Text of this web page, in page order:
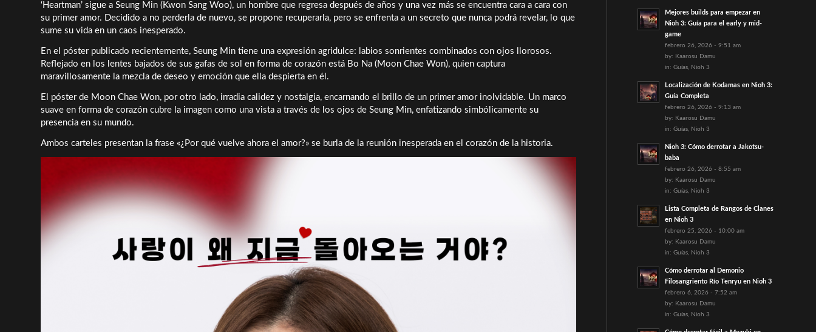
‘Heartman’ sigue a Seung Min (Kwon Sang Woo), un hombre que regresa después de años y una vez más se encuentra cara a cara con
su primer amor. Decidido a no perderla de nuevo, se propone recuperarla, pero se enfrenta a un secreto que nunca podrá revelar, lo que
sume su vida en un caos inesperado.
En el póster publicado recientemente, Seung Min tiene una expresión agridulce: labios sonrientes combinados con ojos llorosos.
Reflejado en los lentes bajados de sus gafas de sol en forma de corazón está Bo Na (Moon Chae Won), quien captura
maravillosamente la mezcla de deseo y emoción que ella despierta en él.
El póster de Moon Chae Won, por otro lado, irradia calidez y nostalgia, encarnando el brillo de un primer amor inolvidable. Un marco
suave en forma de corazón cubre la imagen como una vista a través de los ojos de Seung Min, enfatizando simbólicamente su
presencia en su mundo.
Ambos carteles presentan la frase «¿Por qué vuelve ahora el amor?» se burla de la reunión inesperada en el corazón de la historia.
Mejores builds para empezar en
Nioh 3: Guía para el early y mid-
game
febrero 26, 2026 - 9:51 am
by: Kaarosu Damu
in: Guías, Nioh 3
Localización de Kodamas en Nioh 3:
Guía Completa
febrero 26, 2026 - 9:13 am
by: Kaarosu Damu
in: Guías, Nioh 3
Nioh 3: Cómo derrotar a Jakotsu-
baba
febrero 26, 2026 - 8:55 am
by: Kaarosu Damu
in: Guías, Nioh 3
Lista Completa de Rangos de Clanes
en Nioh 3
febrero 25, 2026 - 10:00 am
by: Kaarosu Damu
in: Guías, Nioh 3
Cómo derrotar al Demonio
Filosangriento Río Tenryu en Nioh 3
febrero 6, 2026 - 7:52 am
by: Kaarosu Damu
in: Guías, Nioh 3